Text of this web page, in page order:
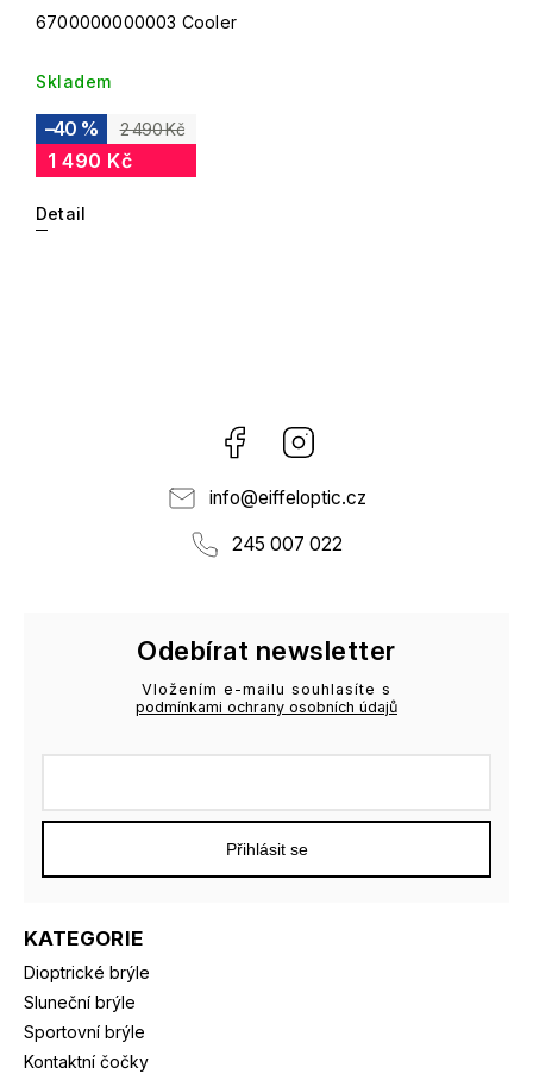
6700000000003 Cooler
Skladem
2 490 Kč
–40 %
1 490 Kč
Detail
Facebook
info@eiffeloptic.cz
245 007 022
KATEGORIE
Dioptrické brýle
Sluneční brýle
Sportovní brýle
Kontaktní čočky
Odebírat newsletter
Vložením e-mailu souhlasíte s
podmínkami ochrany osobních údajů
Přihlásit se